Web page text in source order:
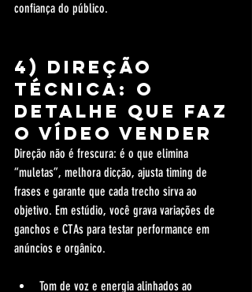
confiança do público.
4) Direção
técnica: o
detalhe que faz
o vídeo vender
Direção não é frescura: é o que elimina
“muletas”, melhora dicção, ajusta timing de
frases e garante que cada trecho sirva ao
objetivo. Em estúdio, você grava variações de
ganchos e CTAs para testar performance em
anúncios e orgânico.
Tom de voz e energia alinhados ao